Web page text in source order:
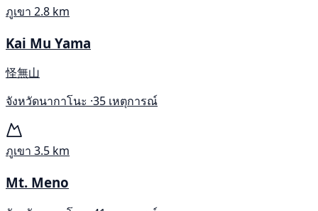
ภูเขา 2.8 km
Kai Mu Yama
怪無山
จังหวัดนากาโนะ ·35 เหตุการณ์
ภูเขา 3.5 km
Mt. Meno